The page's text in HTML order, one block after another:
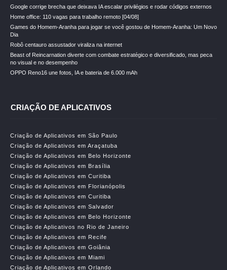
Google corrige brecha que deixava IA escalar privilégios e rodar códigos externos
Home office: 110 vagas para trabalho remoto [04/08]
Games do Homem-Aranha para jogar se você gostou de Homem-Aranha: Um Novo
Dia
Robô centauro assustador viraliza na internet
Beast of Reincarnation diverte com combate estratégico e diversificado, mas peca
no visual e no desempenho
OPPO Reno16 une fotos, IA e bateria de 6.000 mAh
CRIAÇÃO DE APLICATIVOS
Criação de Aplicativos em São Paulo
Criação de Aplicativos em Araçatuba
Criação de Aplicativos em Belo Horizonte
Criação de Aplicativos em Brasília
Criação de Aplicativos em Curitiba
Criação de Aplicativos em Florianópolis
Criação de Aplicativos em Curitiba
Criação de Aplicativos em Salvador
Criação de Aplicativos em Belo Horizonte
Criação de Aplicativos no Rio de Janeiro
Criação de Aplicativos em Recife
Criação de Aplicativos em Goiânia
Criação de Aplicativos em Miami
Criação de Aplicativos em Orlando